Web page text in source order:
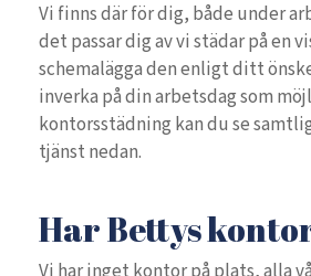
Vi finns där för dig, både under
det passar dig av vi städar på en
schemalägga den enligt ditt
inverka på din arbetsdag som
kontorsstädning kan du se
tjänst nedan.
Har Bettys